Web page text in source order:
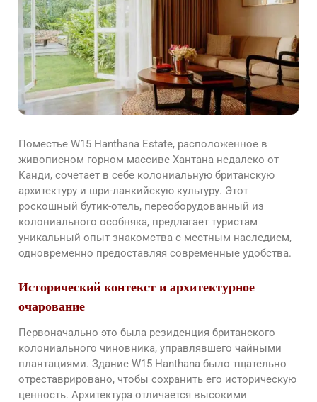
Поместье W15 Hanthana Estate, расположенное в
живописном горном массиве Хантана недалеко от
Канди, сочетает в себе колониальную британскую
архитектуру и шри-ланкийскую культуру. Этот
роскошный бутик-отель, переоборудованный из
колониального особняка, предлагает туристам
уникальный опыт знакомства с местным наследием,
одновременно предоставляя современные удобства.
Исторический контекст и архитектурное
очарование
Первоначально это была резиденция британского
колониального чиновника, управлявшего чайными
плантациями. Здание W15 Hanthana было тщательно
отреставрировано, чтобы сохранить его историческую
ценность. Архитектура отличается высокими